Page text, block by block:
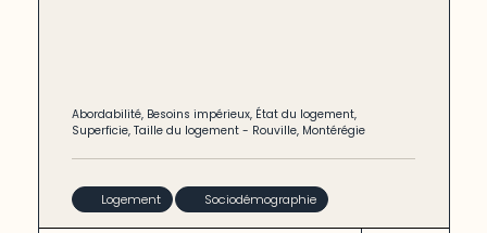
Abordabilité, Besoins impérieux, État du logement,
Superficie,Taille du logement - Rouville, Montérégie
Logement Sociodémographie